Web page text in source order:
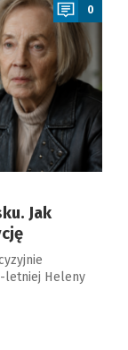
0
Jak
letniej Heleny